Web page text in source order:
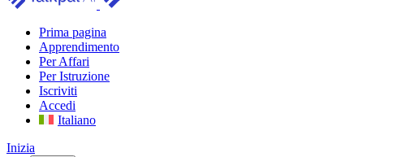
Prima pagina
Apprendimento
Per Affari
Per Istruzione
Iscriviti
Accedi
Italiano
Inizia